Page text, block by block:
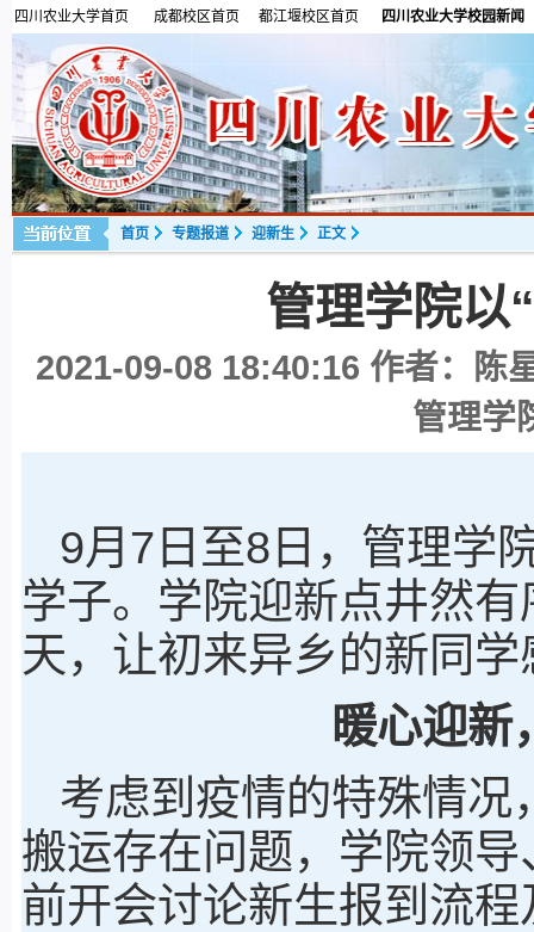
四川农业大学首页 成都校区首页 都江堰校区首页 四川农业大学校园新闻
首页 专题报道 迎新生 正文
管理学院以
2021-09-08 18:40:16 作者：陈
管理学
9月7日至8日，管理学
学子。学院迎新点井然
天，让初来异乡的新同
暖心迎新
考虑到疫情的特殊情况
搬运存在问题，学院领
前开会讨论新生报到流